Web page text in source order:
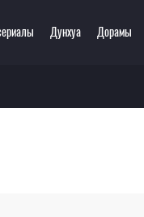
Этти
онлайн
Дунхуа Дорамы